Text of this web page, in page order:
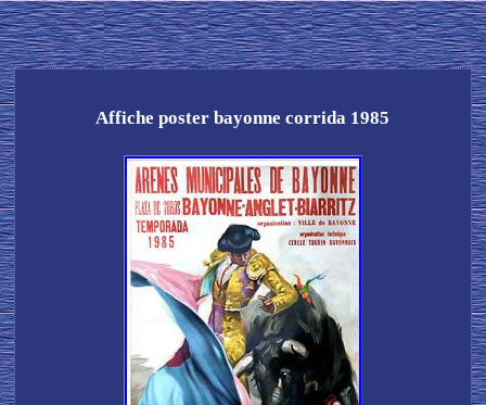
Affiche poster bayonne corrida 1985